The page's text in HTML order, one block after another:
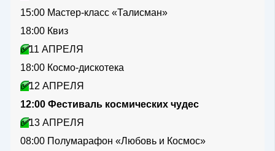
15:00 Мастер-класс «Талисман»
18:00 Квиз
✅11 АПРЕЛЯ
18:00 Космо-дискотека
✅12 АПРЕЛЯ
12:00 Фестиваль космических чудес
✅13 АПРЕЛЯ
08:00 Полумарафон «Любовь и Космос»